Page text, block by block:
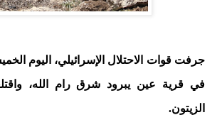
جرفت قوات الاحتلال الإسرائيلي، اليوم
في قرية عين يبرود شرق رام الله،
الزيتون.